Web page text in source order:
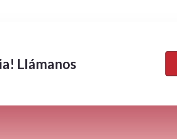
Llámanos